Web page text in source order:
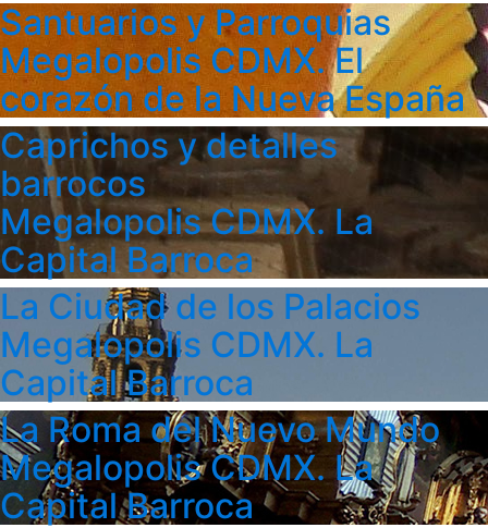
Santuarios y Parroquias
Megalopolis CDMX. El
corazón de la Nueva España
Caprichos y detalles
barrocos
Megalopolis CDMX. La
Capital Barroca
La Ciudad de los Palacios
Megalopolis CDMX. La
Capital Barroca
La Roma del Nuevo Mundo
Megalopolis CDMX. La
Capital Barroca